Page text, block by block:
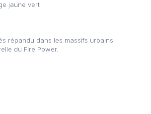
jaune vert
répandu dans les massifs urbains
du Fire Power.